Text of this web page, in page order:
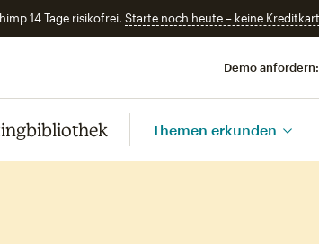
14 Tage risikofrei. Starte noch heute – keine
Demo anfordern:
Themen erkunden